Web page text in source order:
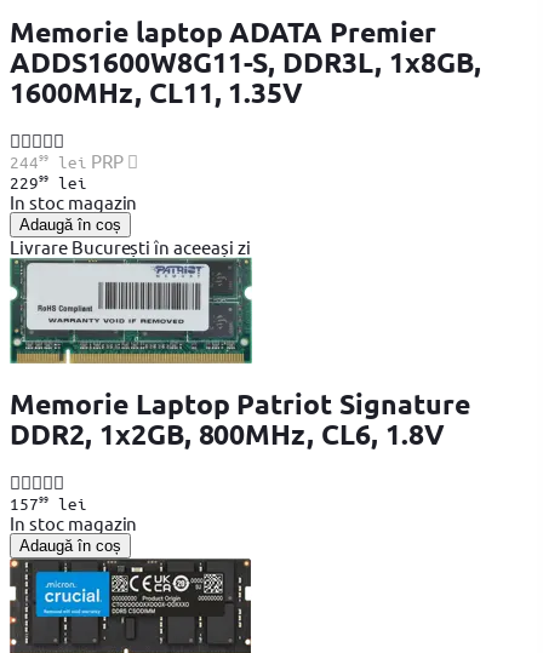
Memorie laptop ADATA Premier
ADDS1600W8G11-S, DDR3L, 1x8GB,
1600MHz, CL11, 1.35V
24499lei PRP
22999lei
In stoc magazin
Adaugă în coș
Livrare București în aceeași zi
Memorie Laptop Patriot Signature
DDR2, 1x2GB, 800MHz, CL6, 1.8V
15799lei
In stoc magazin
Adaugă în coș